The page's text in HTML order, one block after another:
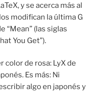
y se acerca más al
modifican la última G
“Mean” (las siglas
You Get”).
color de rosa: LyX de
Es más: Ni
algo en japonés y